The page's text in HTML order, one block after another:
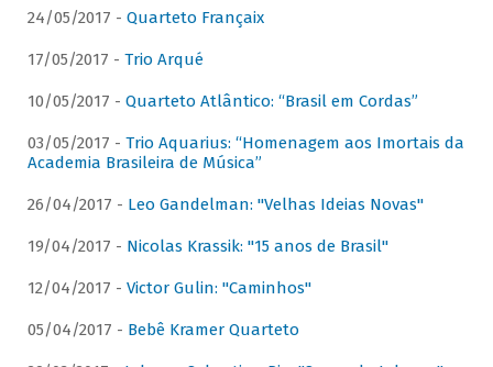
24/05/2017 - Quarteto Françaix
17/05/2017 - Trio Arqué
10/05/2017 - Quarteto Atlântico: “Brasil em Cordas”
03/05/2017 - Trio Aquarius: “Homenagem aos Imortais da
Academia Brasileira de Música”
26/04/2017 - Leo Gandelman: "Velhas Ideias Novas"
19/04/2017 - Nicolas Krassik: "15 anos de Brasil"
12/04/2017 - Victor Gulin: "Caminhos"
05/04/2017 - Bebê Kramer Quarteto